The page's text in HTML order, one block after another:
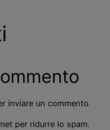
inviare un commento.
per ridurre lo spam.